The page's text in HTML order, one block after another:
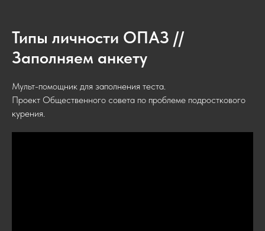
Типы личности ОПАЗ //
Заполняем анкету
Мульт-помощник для заполнения теста.
Проект Общественного совета по проблеме подросткового
курения.